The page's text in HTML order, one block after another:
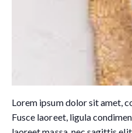
Lorem ipsum dolor sit amet,
Fusce laoreet, ligula